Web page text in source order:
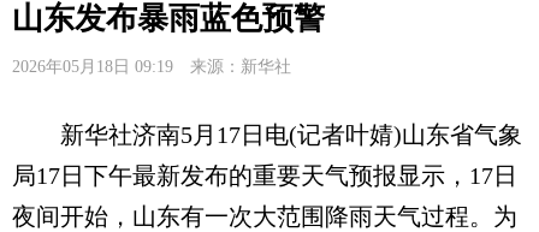
山东发布暴雨蓝色预警
2026年05月18日 09:19 来源：新华社
新华社济南5月17日电(记者叶婧)山东省气象
局17日下午最新发布的重要天气预报显示，17日
夜间开始，山东有一次大范围降雨天气过程。为